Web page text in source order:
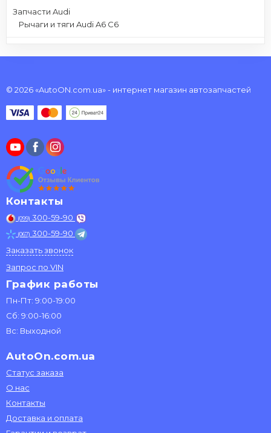
Запчасти Audi
Рычаги и тяги Audi A6 C6
© 2026 «AutoON.com.ua» - интернет магазин автозапчастей
Контакты
(099) 300-59-90
(067) 300-59-90
Заказать звонок
Запрос по VIN
График работы
Пн-Пт: 9:00-19:00
Сб: 9:00-16:00
Вс: Выходной
AutoOn.com.ua
Статус заказа
О нас
Контакты
Доставка и оплата